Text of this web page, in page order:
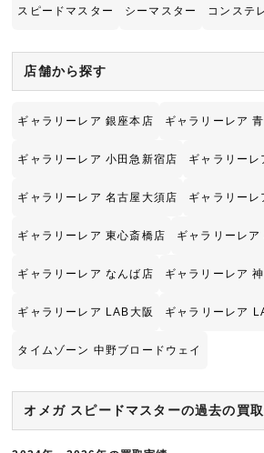
スピードマスター シーマスター コンステ
店舗から探す
ギャラリーレア 銀座本店 ギャラリーレア
ギャラリーレア 小田急新宿店 ギャラリー
ギャラリーレア 名古屋大須店 ギャラリー
ギャラリーレア 東心斎橋店 ギャラリーレア
ギャラリーレア なんば店 ギャラリーレア
ギャラリーレア LAB大阪 ギャラリーレア
タイムゾーン 中野ブロードウェイ
オメガ スピードマスターの過去の買